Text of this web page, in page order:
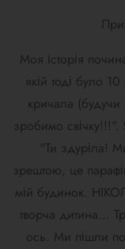
Моя історія
якій тоді було
кричала
зробимо свічку!!!".
"Ти здуріла!
зрештою, це
мій будинок.
творча дитина...
ось. Ми пішли по